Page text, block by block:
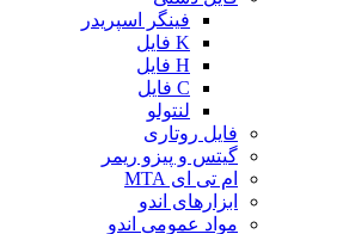
فینگر اسپریدر
K فایل
H فایل
C فایل
لنتولو
فایل روتاری
گیتس و پیزو ریمر
ام تی ای MTA
ابزارهای اندو
مواد عمومی اندو